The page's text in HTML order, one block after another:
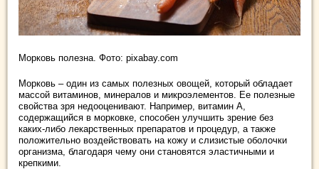
Морковь полезна. Фото: pixabay.com
Морковь – один из самых полезных овощей, который обладает
массой витаминов, минералов и микроэлементов. Ее полезные
свойства зря недооценивают. Например, витамин А,
содержащийся в морковке, способен улучшить зрение без
каких-либо лекарственных препаратов и процедур, а также
положительно воздействовать на кожу и слизистые оболочки
организма, благодаря чему они становятся эластичными и
крепкими.